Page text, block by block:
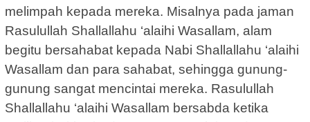
melimpah kepada mereka. Misalnya pada jaman
Rasulullah Shallallahu ‘alaihi Wasallam, alam
begitu bersahabat kepada Nabi Shallallahu ‘alaihi
Wasallam dan para sahabat, sehingga gunung-
gunung sangat mencintai mereka. Rasulullah
Shallallahu ‘alaihi Wasallam bersabda ketika